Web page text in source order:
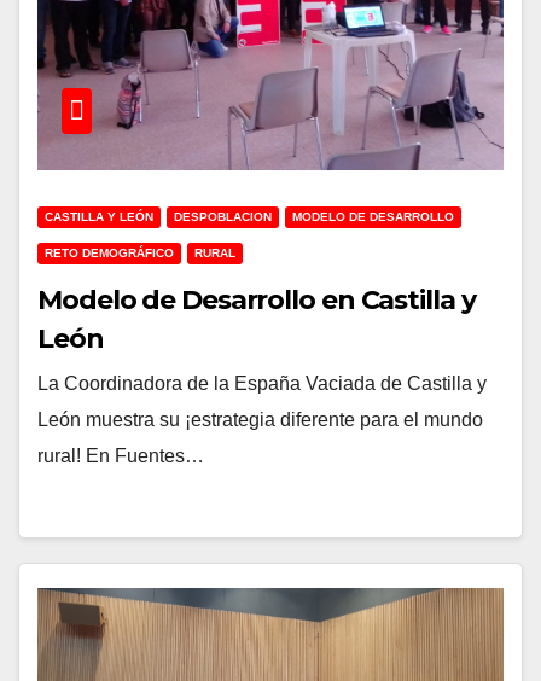
CASTILLA Y LEÓN DESPOBLACION MODELO DE DESARROLLO
RETO DEMOGRÁFICO RURAL
Modelo de Desarrollo en Castilla y
León
La Coordinadora de la España Vaciada de Castilla y
León muestra su ¡estrategia diferente para el mundo
rural! En Fuentes…